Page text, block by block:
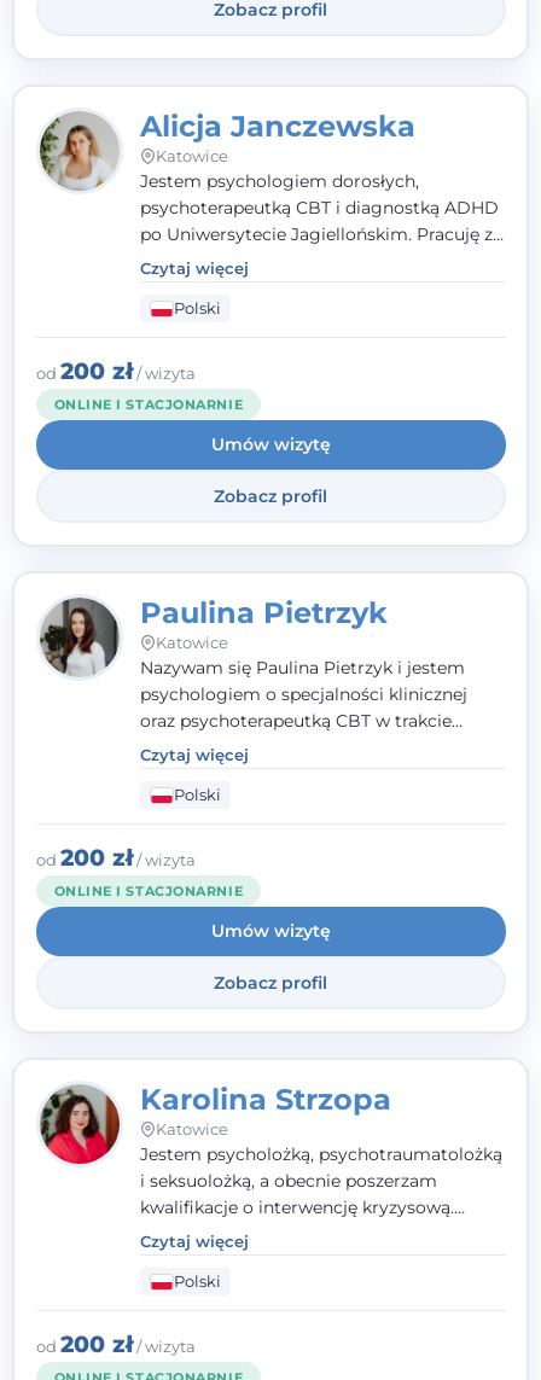
Zobacz profil
Alicja Janczewska
Katowice
Jestem psychologiem dorosłych,
psychoterapeutką CBT i diagnostką ADHD
po Uniwersytecie Jagiellońskim. Pracuję z
dorosłymi, młodzieżą i dziećmi, opierając
pomoc na zrozumieniu indywidualnych
potrzeb i więzi zbudowanej na zaufaniu.
Terapia to dla mnie bezpieczne miejsce, w
którym poczujesz się wysłuchany i
zrozumiany.
Czytaj więcej
Polski
od 200 zł/ wizyta
ONLINE I STACJONARNIE
Umów wizytę
Zobacz profil
Paulina Pietrzyk
Katowice
Nazywam się Paulina Pietrzyk i jestem
psychologiem o specjalności klinicznej
oraz psychoterapeutką CBT w trakcie
szkolenia. Pracuję z dorosłymi, którzy
szukają wsparcia w trudnych momentach -
w obliczu lęku, przewlekłego stresu,
natłoku myśli, obniżonego nastroju,
wypalenia czy kryzysu, a także po prostu
chcą lepiej poznać siebie.
Czytaj więcej
Polski
od 200 zł/ wizyta
ONLINE I STACJONARNIE
Umów wizytę
Zobacz profil
Karolina Strzopa
Katowice
Jestem psycholożką, psychotraumatolożką
i seksuolożką, a obecnie poszerzam
kwalifikacje o interwencję kryzysową.
Pracuję w nurcie terapii trzeciej fali, łącząc
metody o potwierdzonej skuteczności.
Towarzyszę młodzieży, dorosłym i parom w
radzeniu sobie z bolesnymi
doświadczeniami tak, by mogli żyć pełniej.
Czytaj więcej
Polski
od 200 zł/ wizyta